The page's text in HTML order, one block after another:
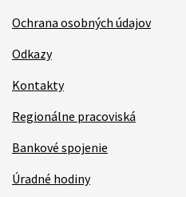
Ochrana osobných údajov
Odkazy
Kontakty
Regionálne pracoviská
Bankové spojenie
Úradné hodiny